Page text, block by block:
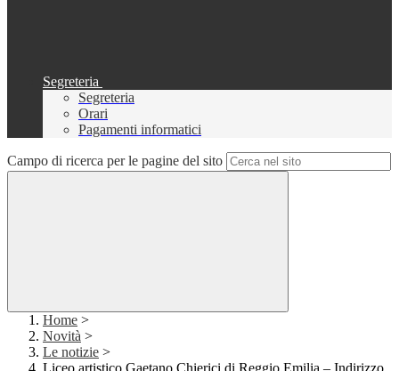
Segreteria
Segreteria
Orari
Pagamenti informatici
Campo di ricerca per le pagine del sito
Home >
Novità >
Le notizie >